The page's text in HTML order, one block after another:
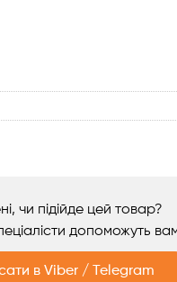
чи підійде цей товар?
допоможуть
в Viber / Telegram